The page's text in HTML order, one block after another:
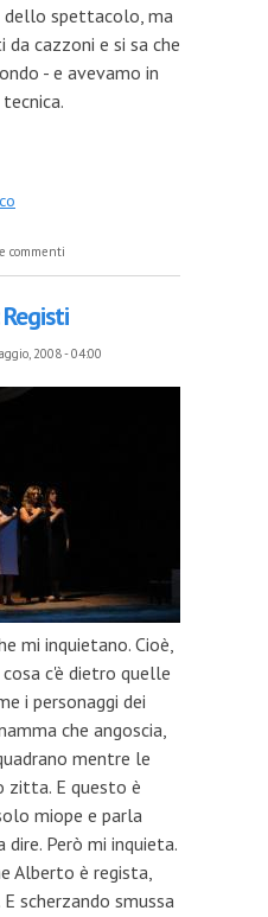
dello spettacolo, ma
cazzoni e si sa che
- e avevamo in
tecnica (bah...)
commenti
2008 - 04:00
mi inquietano. Cioè,
c'è dietro quelle
i personaggi dei
che angoscia,
mentre le
zitta. E questo è
miope e parla
Però mi inquieta.
Alberto è regista,
scherzando smussa